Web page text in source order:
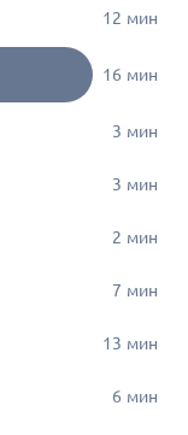
12 мин
16 мин
3 мин
3 мин
2 мин
7 мин
13 мин
6 мин